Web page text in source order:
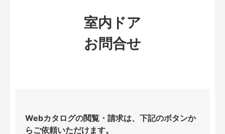
室内ドア
お問合せ
Webカタログの閲覧・請求は、下記のボタンか
らご依頼いただけます。